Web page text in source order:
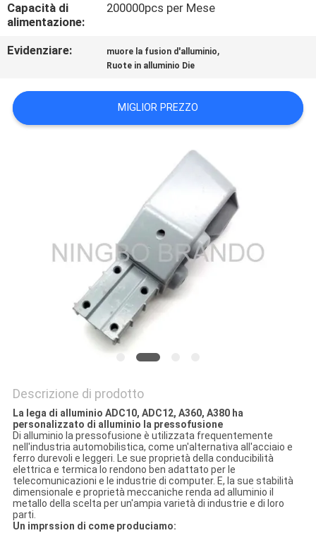
COMPANY
NEWS
MAPPA
DEL
Capacità di
alimentazione:
200000pcs per Mese
Evidenziare: muore la fusion d'alluminio,
Ruote in alluminio Die
MIGLIOR PREZZO
Descrizione di prodotto
La lega di alluminio ADC10, ADC12, A360, A380 ha
personalizzato di alluminio la pressofusione
Di alluminio la pressofusione è utilizzata frequentemente
nell'industria automobilistica, come un'alternativa all'acciaio e
ferro durevoli e leggeri. Le sue proprietà della conducibilità
elettrica e termica lo rendono ben adattato per le
telecomunicazioni e le industrie di computer. E, la sue stabilità
dimensionale e proprietà meccaniche renda ad alluminio il
metallo della scelta per un'ampia varietà di industrie e di loro
parti.
Un imprssion di come produciamo: